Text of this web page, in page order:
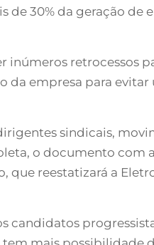
de 30% da geração de
inúmeros retrocessos
da empresa para
sindicais,
o documento com
reestatizará a
candidatos